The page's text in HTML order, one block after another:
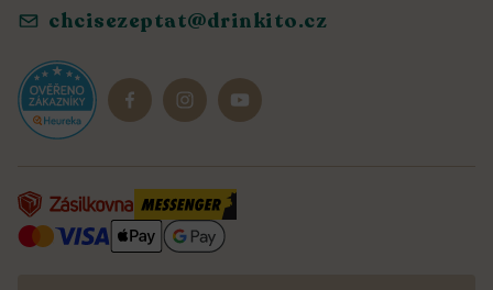
Reklamace a vrácení
Dárkové sady
chcisezeptat@drinkito.cz